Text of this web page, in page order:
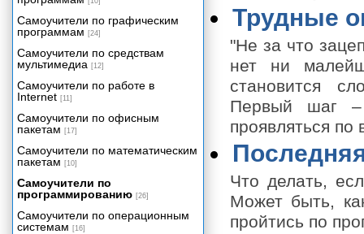
Трудные
"Не за что
нет ни
становится
Первый шаг –
проявляться
Что делать,
Может быть,
пройтись по
Самоучители по графическим
программам [24]
Самоучители по средствам
мультимедиа [12]
Самоучители по работе в
Internet [11]
Самоучители по офисным
пакетам [17]
Самоучители по математическим
пакетам [10]
Самоучители по
программированию [26]
Самоучители по операционным
системам [16]